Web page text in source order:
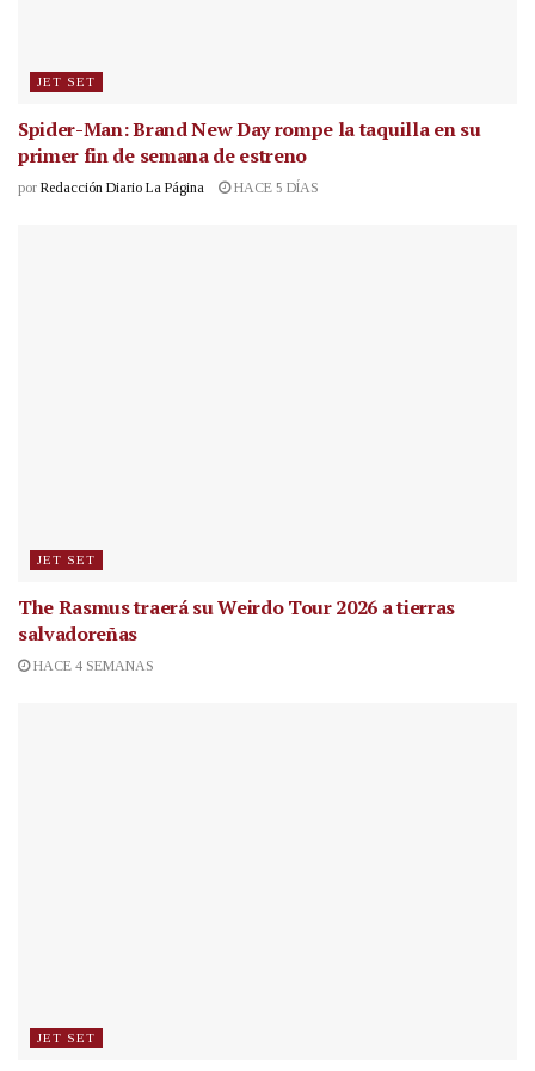
JET SET
Spider-Man: Brand New Day rompe la taquilla en su
primer fin de semana de estreno
por Redacción Diario La Página HACE 5 DÍAS
JET SET
The Rasmus traerá su Weirdo Tour 2026 a tierras
salvadoreñas
HACE 4 SEMANAS
JET SET